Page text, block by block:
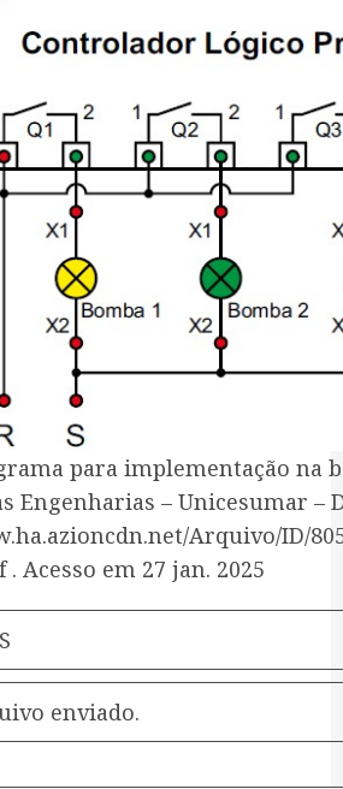
para implementação na
Engenharias – Unicesumar –
Arquivo/ID/
Acesso em 27 jan. 2025
enviado.